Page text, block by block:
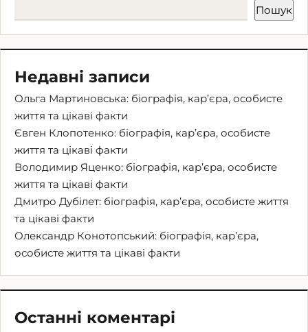
Пошук
Недавні записи
Ольга Мартиновська: біографія, кар’єра, особисте
життя та цікаві факти
Євген Клопотенко: біографія, кар’єра, особисте
життя та цікаві факти
Володимир Яценко: біографія, кар’єра, особисте
життя та цікаві факти
Дмитро Дубілет: біографія, кар’єра, особисте життя
та цікаві факти
Олександр Конотопський: біографія, кар’єра,
особисте життя та цікаві факти
Останні коментарі